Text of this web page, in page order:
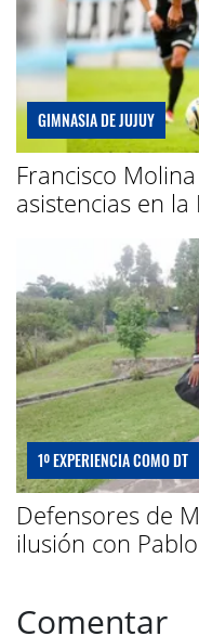
GIMNASIA DE JUJUY
Francisco
asistencias en
1º EXPERIENCIA COMO DT
Defensores de
ilusión con
Comentar